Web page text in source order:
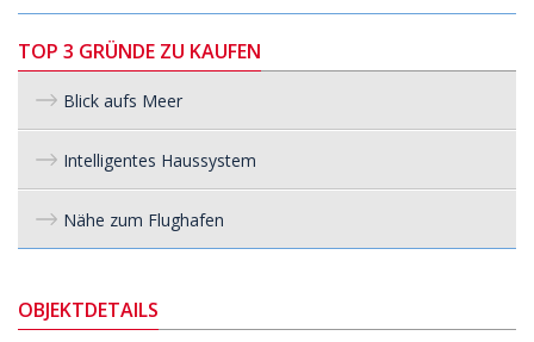
TOP 3 GRÜNDE ZU KAUFEN
Blick aufs Meer
Intelligentes Haussystem
Nähe zum Flughafen
OBJEKTDETAILS